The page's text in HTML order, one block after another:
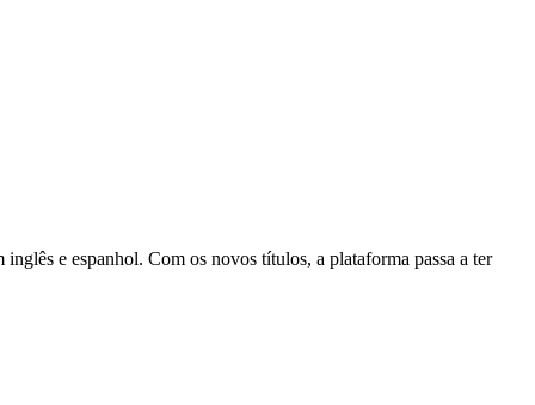
e espanhol. Com os novos títulos, a plataforma passa a ter